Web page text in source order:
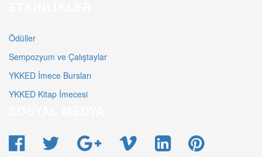
Ödüller
Sempozyum ve Çalıştaylar
YKKED İmece Bursları
YKKED Kitap İmecesi